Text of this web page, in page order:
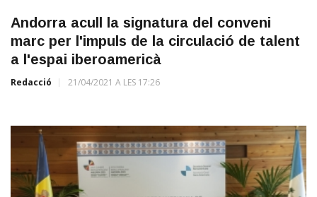
Andorra acull la signatura del conveni
marc per l'impuls de la circulació de talent
a l'espai iberoamericà
Redacció 21/04/2021 A LES 17:26